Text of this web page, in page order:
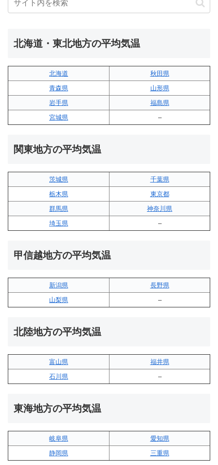
北海道・東北地方の平均気温
北海道
秋田県
青森県
山形県
岩手県
福島県
宮城県
–
関東地方の平均気温
茨城県
千葉県
栃木県
東京都
群馬県
神奈川県
埼玉県
–
甲信越地方の平均気温
新潟県
長野県
山梨県
–
北陸地方の平均気温
富山県
福井県
石川県
–
東海地方の平均気温
岐阜県
愛知県
静岡県
三重県